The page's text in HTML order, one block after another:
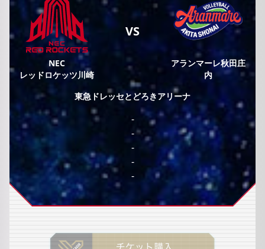
NEC
レッドロケッツ川崎
VS
アランマーレ秋田庄
内
東急ドレッセとどろきアリーナ
-
-
-
-
-